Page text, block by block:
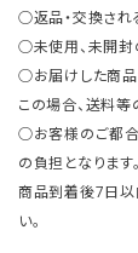
○返品・交換され
○未使用、未開封
○お届けした商品
この場合、送料
○お客様のご都合
の負担となります。
商品到着後7日以
い。